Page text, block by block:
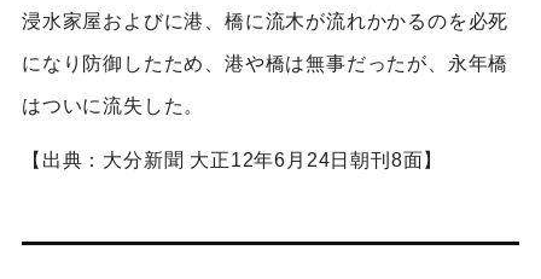
浸水家屋およびに港、橋に流木が流れかかるのを必死
になり防御したため、港や橋は無事だったが、永年橋
はついに流失した。
【出典：大分新聞 大正12年6月24日朝刊8面】